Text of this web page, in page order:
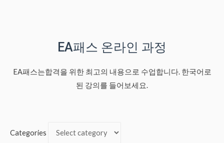
EA패스 온라인 과정
EA패스는합격을 위한 최고의 내용으로 수업합니다. 한국어로
된 강의를 들어보세요.
Categories